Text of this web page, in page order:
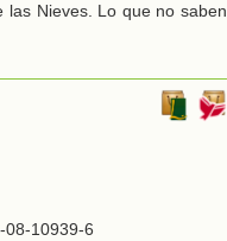
las Nieves. Lo que no saben
08-10939-6